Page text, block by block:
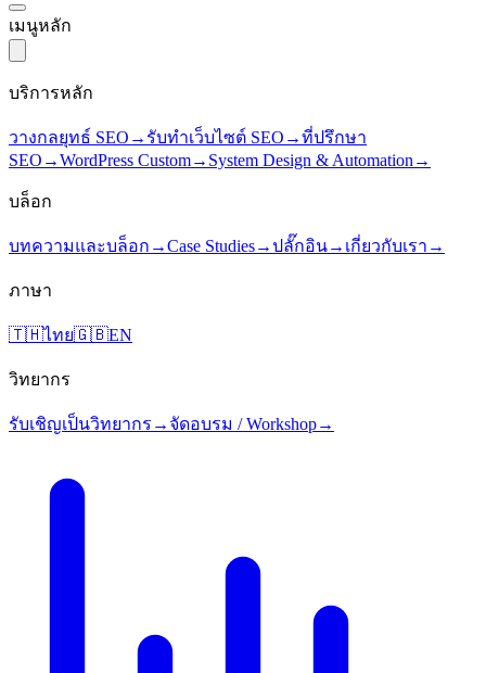
เมนูหลัก
บริการหลัก
วางกลยุทธ์ SEO → รับทำเว็บไซต์ SEO →ที่ปรึกษา
SEO →WordPress Custom→ System Design & Automation →
บล็อก
บทความและบล็อก →Case Studies→ปลั๊กอิน→ เกี่ยวกับเรา →
ภาษา
🇹🇭ไทย🇬🇧EN
วิทยากร
รับเชิญเป็นวิทยากร → จัดอบรม / Workshop→